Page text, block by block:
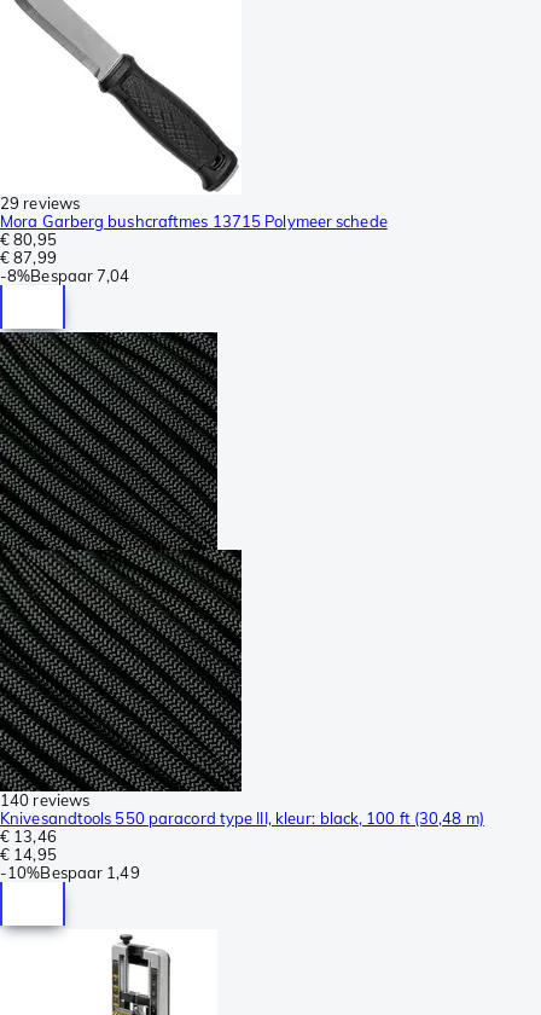
29 reviews
Mora Garberg bushcraftmes 13715 Polymeer schede
€ 80,95
€ 87,99
-8%Bespaar7,04
140 reviews
Knivesandtools 550 paracord type III, kleur: black, 100 ft (30,48 m)
€ 13,46
€ 14,95
-10%Bespaar 1,49